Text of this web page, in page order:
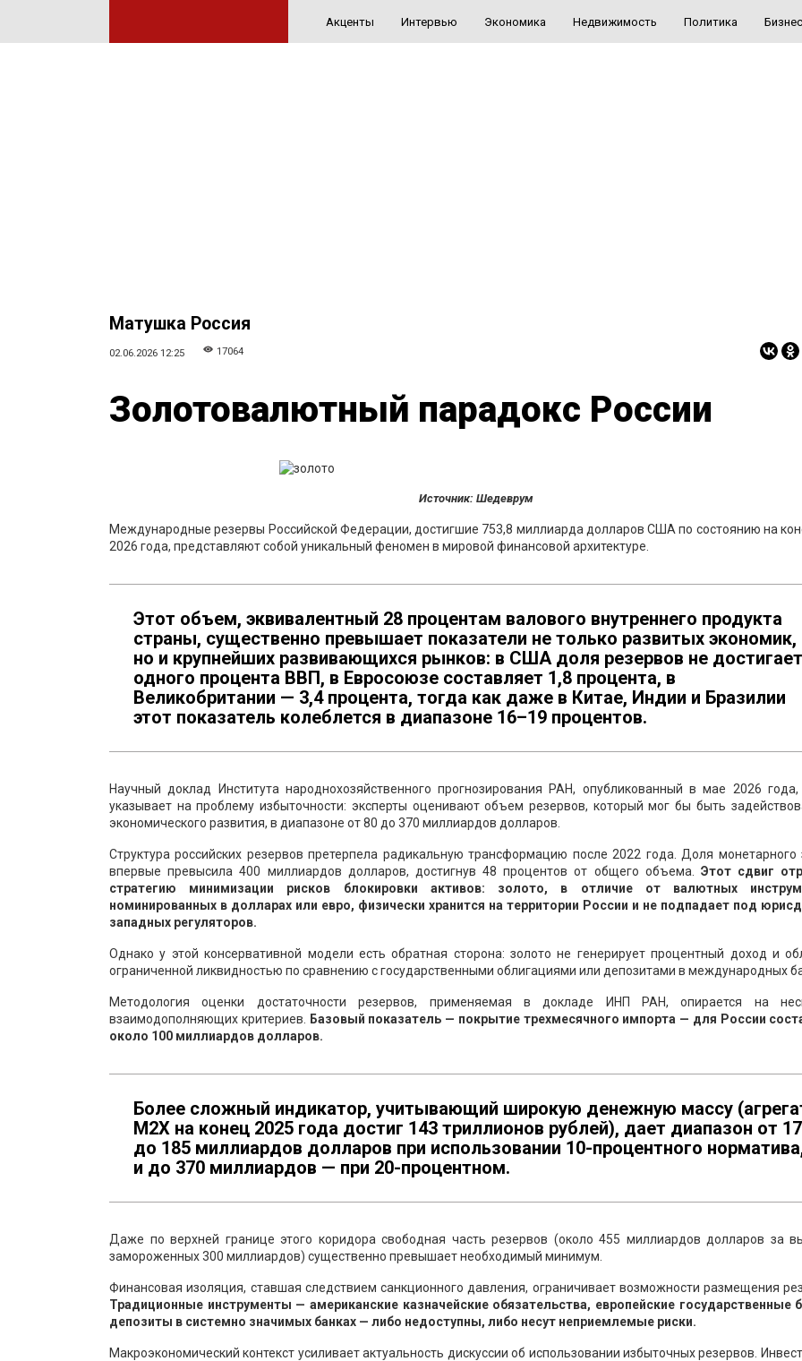
Акценты Интервью Экономика Недвижимость Политика Бизнес
Матушка Россия
02.06.2026 12:25 17064
Золотовалютный парадокс России
Источник: Шедеврум
Международные резервы Российской Федерации, достигшие 753,8 миллиарда долларов США по состоянию на
2026 года, представляют собой уникальный феномен в мировой финансовой архитектуре.
Этот объем, эквивалентный 28 процентам валового внутреннего продукта
страны, существенно превышает показатели не только развитых экономик,
но и крупнейших развивающихся рынков: в США доля резервов не достигает
одного процента ВВП, в Евросоюзе составляет 1,8 процента, в
Великобритании — 3,4 процента, тогда как даже в Китае, Индии и Бразилии
этот показатель колеблется в диапазоне 16–19 процентов.
Научный доклад Института народнохозяйственного прогнозирования РАН, опубликованный в мае 2026
указывает на проблему избыточности: эксперты оценивают объем резервов, который мог бы быть
экономического развития, в диапазоне от 80 до 370 миллиардов долларов.
Структура российских резервов претерпела радикальную трансформацию после 2022 года. Доля монетарного
впервые превысила 400 миллиардов долларов, достигнув 48 процентов от общего объема. Этот сдвиг
стратегию минимизации рисков блокировки активов: золото, в отличие от валютных
номинированных в долларах или евро, физически хранится на территории России и не подпадает под
западных регуляторов.
Однако у этой консервативной модели есть обратная сторона: золото не генерирует процентный доход и
ограниченной ликвидностью по сравнению с государственными облигациями или депозитами в международных
Методология оценки достаточности резервов, применяемая в докладе ИНП РАН, опирается на
взаимодополняющих критериев.
Базовый показатель — покрытие трехмесячного импорта — для России
около 100 миллиардов долларов.
Более сложный индикатор, учитывающий широкую денежную массу
М2Х на конец 2025 года достиг 143 триллионов рублей), дает диапазон от
до 185 миллиардов долларов при использовании 10-процентного
и до 370 миллиардов — при 20-процентном.
Даже по верхней границе этого коридора свободная часть резервов (около 455 миллиардов долларов за
замороженных 300 миллиардов) существенно превышает необходимый минимум.
Финансовая изоляция, ставшая следствием санкционного давления, ограничивает возможности размещения
Традиционные инструменты — американские казначейские обязательства, европейские государственные
депозиты в системно значимых банках — либо недоступны, либо несут неприемлемые риски.
Макроэкономический контекст усиливает актуальность дискуссии об использовании избыточных резервов.